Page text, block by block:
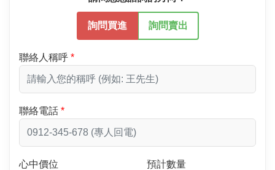
詢問買進 詢問賣出
聯絡人稱呼
聯絡電話
心中價位
預計數量